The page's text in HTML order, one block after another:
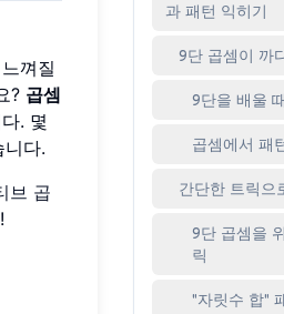
껴질
? 곱셈
. 몇
다.
브 곱
과 패턴 익히기
9단 곱셈이 까
9단을 배울
곱셈에서 패
간단한 트릭으
9단 곱셈을
릭
"자릿수 합"